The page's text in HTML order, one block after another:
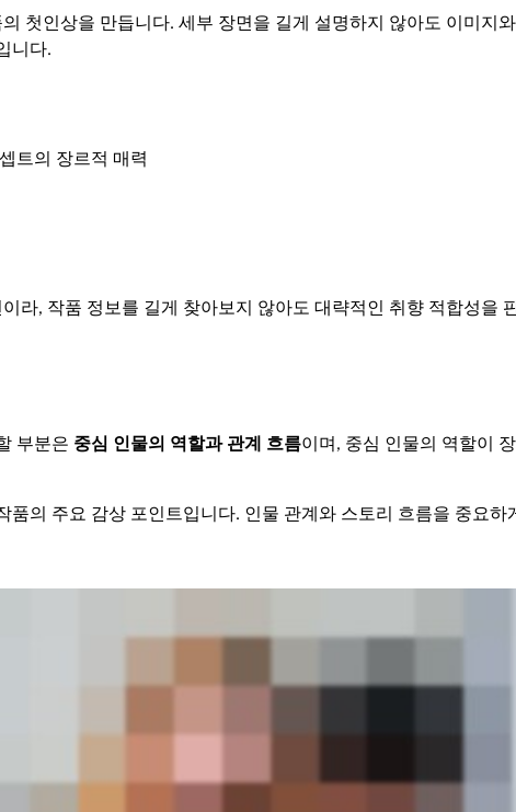
첫인상을 만듭니다. 세부 장면을 길게 설명하지 않아도 이미지
니다.
트의 장르적 매력
라, 작품 정보를 길게 찾아보지 않아도 대략적인 취향 적합성을
부분은 중심 인물의 역할과 관계 흐름이며, 중심 인물의 역할이
의 주요 감상 포인트입니다. 인물 관계와 스토리 흐름을 중요하